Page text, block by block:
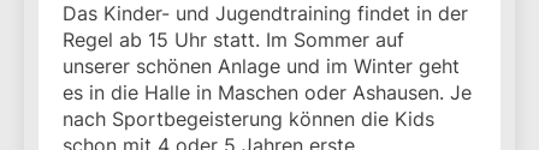
Das Kinder- und Jugendtraining findet in der
Regel ab 15 Uhr statt. Im Sommer auf
unserer schönen Anlage und im Winter geht
es in die Halle in Maschen oder Ashausen. Je
nach Sportbegeisterung können die Kids